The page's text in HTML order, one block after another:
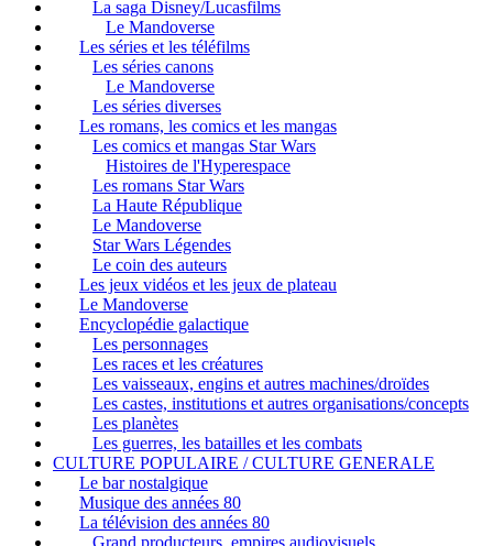
La saga Disney/Lucasfilms
Le Mandoverse
Les séries et les téléfilms
Les séries canons
Le Mandoverse
Les séries diverses
Les romans, les comics et les mangas
Les comics et mangas Star Wars
Histoires de l'Hyperespace
Les romans Star Wars
La Haute République
Le Mandoverse
Star Wars Légendes
Le coin des auteurs
Les jeux vidéos et les jeux de plateau
Le Mandoverse
Encyclopédie galactique
Les personnages
Les races et les créatures
Les vaisseaux, engins et autres machines/droïdes
Les castes, institutions et autres organisations/concepts
Les planètes
Les guerres, les batailles et les combats
CULTURE POPULAIRE / CULTURE GENERALE
Le bar nostalgique
Musique des années 80
La télévision des années 80
Grand producteurs, empires audiovisuels